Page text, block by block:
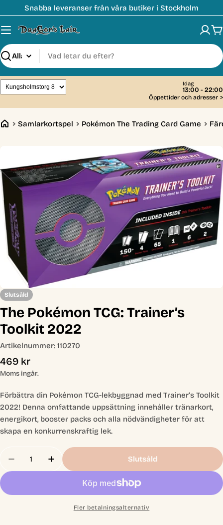
till
innehåll
Snabba leveranser från våra butiker i Stockholm
Sök
Idag
13:00 - 22:00
Öppettider och adresser >
Samlarkortspel Pokémon The Trading Card Game
media 0 i modal
Slutsåld
The Pokémon TCG: Trainer’s
Toolkit 2022
Artikelnummer: 110270
Ordinarie
pris
469 kr
Moms ingår.
Förbättra din Pokémon TCG-lekbyggnad med Trainer’s Toolkit
2022! Denna omfattande uppsättning innehåller tränarkort,
energikort, booster packs och alla nödvändigheter för att
skapa en konkurrenskraftig lek.
Minska Antal För The Pokémon TCG: Trainer’s
Öka Antal För The Pokémon TCG:
Slutsåld
Fler betalningsalternativ